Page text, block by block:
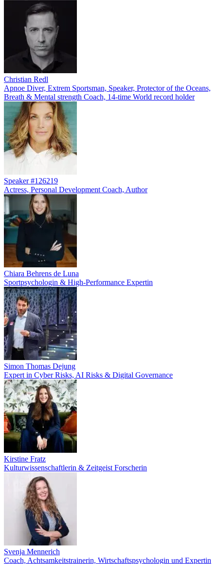
Christian Redl
Apnoe Diver, Extrem Sportsman, Speaker, Protector of the Oceans,
Breath & Mental strength Coach, 14-time World record holder
Speaker #126219
Actress, Personal Development Coach, Author
Chiara Behrens de Luna
Sportpsychologin & High-Performance Expertin
Simon Thomas Dejung
Expert in Cyber Risks, AI Risks & Digital Governance
Kirstine Fratz
Kulturwissenschaftlerin & Zeitgeist Forscherin
Svenja Mennerich
Coach, Achtsamkeitstrainerin, Wirtschaftspsychologin und Expertin